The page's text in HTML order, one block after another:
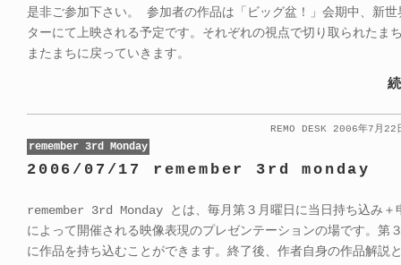
是非ご参加下さい。 参加者の作品は「ビッグ盆！」会期中、新世
ターにて上映される予定です。それぞれの視点で切り取られたま
またまちに戻っていきます。
REMO DESK 2006年7月
remember 3rd Monday
2006/07/17 remember 3rd monday
remember 3rd Monday とは、毎月第３月曜日に当日持ち込み＋
によって開催される映像表現のプレゼンテーションの場です。第
に作品を持ち込むことができます。終了後、作者自身の作品解説